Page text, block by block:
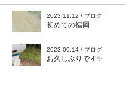
2023.11.12 / ブログ
初めての福岡
2023.09.14 / ブログ
お久しぶりです✨